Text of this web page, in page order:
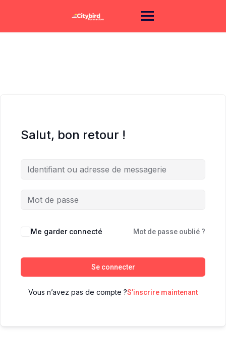
Salut, bon retour !
Me garder connecté Mot de passe oublié ?
Se connecter
Vous n’avez pas de compte ?S’inscrire maintenant